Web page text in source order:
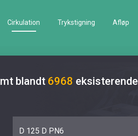
Cirkulation Trykstigning Afløp
blandt 6968 eksisterende
D 125 D PN6